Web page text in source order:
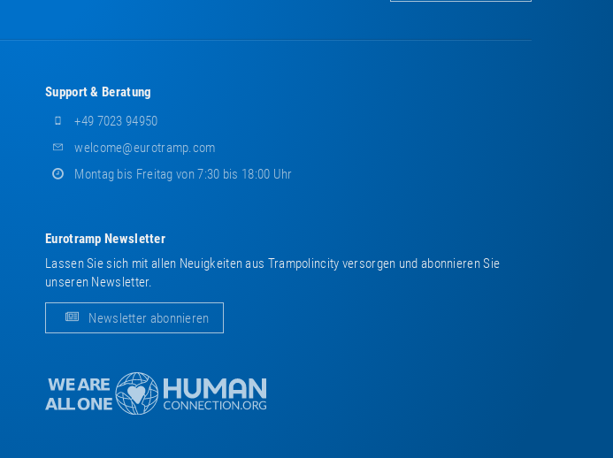
Support & Beratung
+49 7023 94950
welcome@eurotramp.com
Montag bis Freitag von 7:30 bis 18:00 Uhr
Eurotramp Newsletter
Lassen Sie sich mit allen Neuigkeiten aus Trampolincity versorgen und abonnieren Sie
unseren Newsletter.
Newsletter abonnieren